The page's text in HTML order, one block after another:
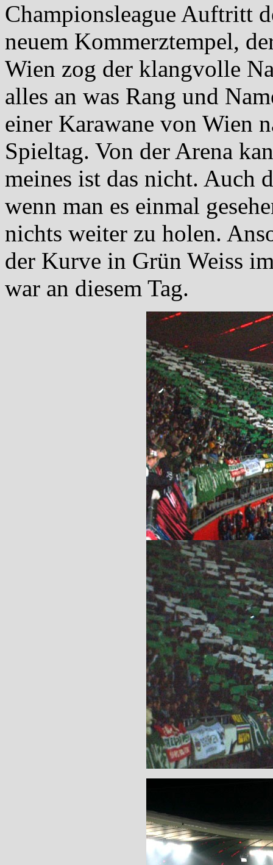
Championsleague Auftritt
neuem Kommerztempel,
Wien zog der klangvolle
alles an was Rang und
einer Karawane von Wien
Spieltag. Von der Arena
meines ist das nicht. Auch
wenn man es einmal
nichts weiter zu holen.
der Kurve in Grün Weiss
war an diesem Tag.